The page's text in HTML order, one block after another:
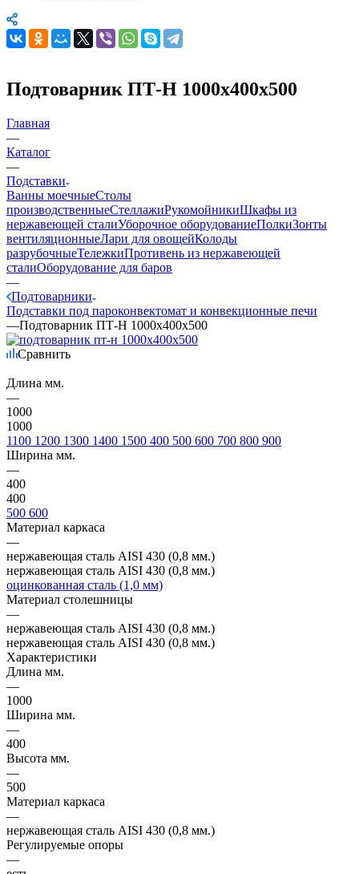
Подтоварник ПТ-Н 1000х400х500
Главная
—
Каталог
—
Подставки
Ванны моечныеСтолы
производственныеСтеллажиРукомойникиШкафы из
нержавеющей сталиУборочное оборудованиеПолкиЗонты
вентиляционныеЛари для овощейКолоды
разрубочныеТележкиПротивень из нержавеющей
сталиОборудование для баров
—
Подтоварники
Подставки под пароконвектомат и конвекционные печи
—Подтоварник ПТ-Н 1000х400х500
Сравнить
Длина мм.
—
1000
1000
1100 1200 1300 1400 1500 400 500 600 700 800 900
Ширина мм.
—
400
400
500 600
Материал каркаса
—
нержавеющая сталь AISI 430 (0,8 мм.)
нержавеющая сталь AISI 430 (0,8 мм.)
оцинкованная сталь (1,0 мм)
Материал столешницы
—
нержавеющая сталь AISI 430 (0,8 мм.)
нержавеющая сталь AISI 430 (0,8 мм.)
Характеристики
Длина мм.
—
1000
Ширина мм.
—
400
Высота мм.
—
500
Материал каркаса
—
нержавеющая сталь AISI 430 (0,8 мм.)
Регулируемые опоры
—